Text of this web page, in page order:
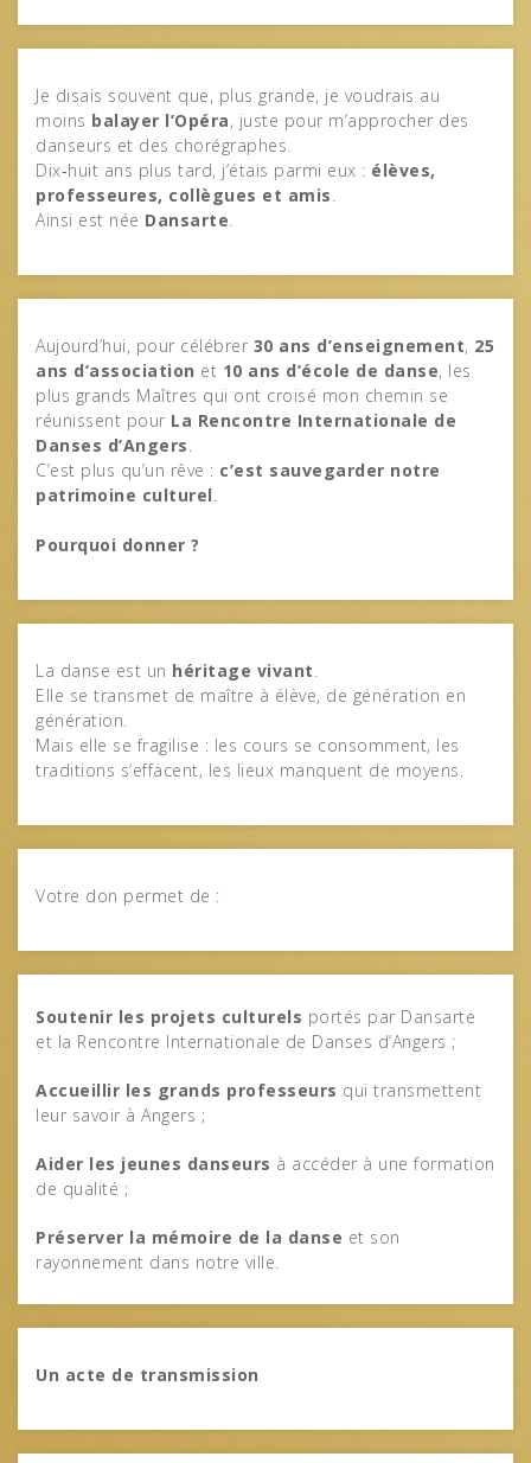
Je disais souvent que, plus grande, je voudrais au
moins balayer l’Opéra, juste pour m’approcher des
danseurs et des chorégraphes.
Dix‑huit ans plus tard, j’étais parmi eux : élèves,
professeures, collègues et amis
Ainsi est née Dansarte
Aujourd’hui, pour célébrer 30 ans d’enseignement, 25
ans d’association et 10 ans d’école de danse, les
plus grands Maîtres qui ont croisé mon chemin se
réunissent pour La Rencontre Internationale de
Danses d’Angers
C’est plus qu’un rêve : c’est sauvegarder notre
patrimoine culturel
Pourquoi donner ?
La danse est un héritage vivant
Elle se transmet de maître à élève, de génération en
génération.
Mais elle se fragilise : les cours se consomment, les
traditions s’effacent, les lieux manquent de moyens.
Votre don permet de :
Soutenir les projets culturels portés par Dansarte
et la Rencontre Internationale de Danses d’Angers ;
Accueillir les grands professeurs qui transmettent
leur savoir à Angers ;
Aider les jeunes danseurs à accéder à une formation
de qualité ;
Préserver la mémoire de la danse et son
rayonnement dans notre ville.
Un acte de transmission